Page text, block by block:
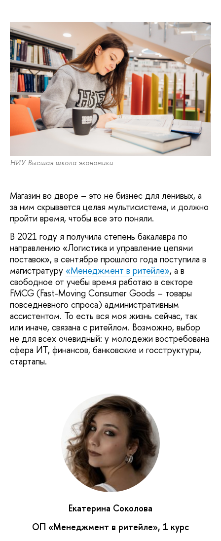
НИУ Высшая школа экономики
Магазин во дворе – это не бизнес для ленивых, а
за ним скрывается целая мультисистема, и должно
пройти время, чтобы все это поняли.
В 2021 году я получила степень бакалавра по
направлению «Логистика и управление цепями
поставок», в сентябре прошлого года поступила в
магистратуру «Менеджмент в ритейле», а в
свободное от учебы время работаю в секторе
FMCG (Fast-Moving Consumer Goods – товары
повседневного спроса) административным
ассистентом. То есть вся моя жизнь сейчас, так
или иначе, связана с ритейлом. Возможно, выбор
не для всех очевидный: у молодежи востребована
сфера ИТ, финансов, банковские и госструктуры,
стартапы.
Екатерина Соколова
ОП «Менеджмент в ритейле», 1 курс